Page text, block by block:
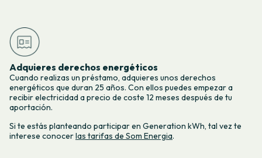
Adquieres derechos energéticos
Cuando realizas un préstamo, adquieres unos derechos
energéticos que duran 25 años. Con ellos puedes empezar a
recibir electricidad a precio de coste 12 meses después de tu
aportación.
Si te estás planteando participar en Generation kWh, tal vez te
interese conocerlas tarifas de Som Energia.